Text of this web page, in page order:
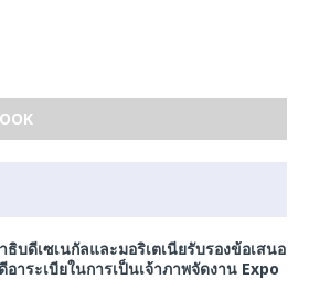
ธิบดีเซเนกัลและมอริเตเนียรับรองข้อเสนอ
าระเบียในการเป็นเจ้าภาพจัดงาน Expo